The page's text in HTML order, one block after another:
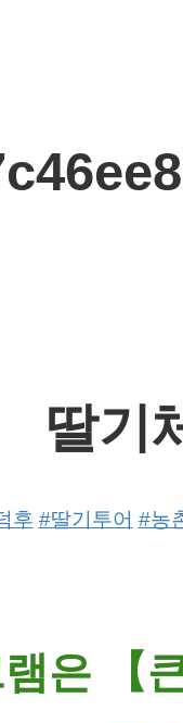
딸기
후 #딸기투어 #농
은 【